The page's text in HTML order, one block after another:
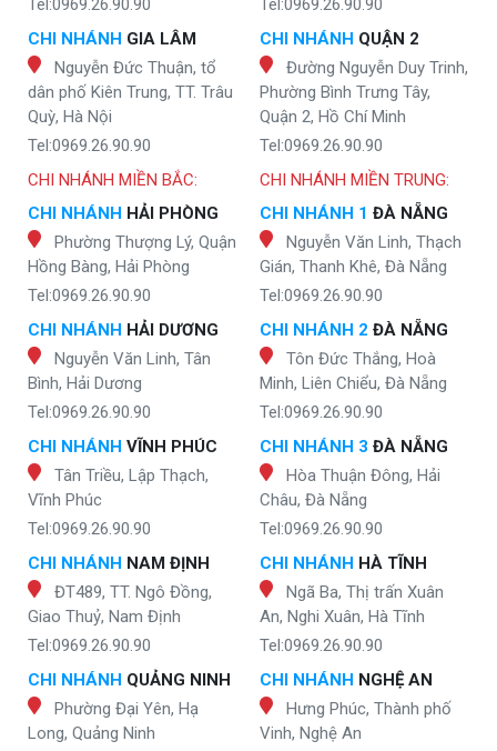
CHI NHÁNH GIA LÂM
Nguyễn Đức Thuận, tổ
dân phố Kiên Trung, TT. Trâu
Quỳ, Hà Nội
Tel:0969.26.90.90
CHI NHÁNH QUẬN 2
Đường Nguyễn Duy Trinh,
Phường Bình Trưng Tây,
Quận 2, Hồ Chí Minh
Tel:0969.26.90.90
CHI NHÁNH MIỀN BẮC:
CHI NHÁNH HẢI PHÒNG
Phường Thượng Lý, Quận
Hồng Bàng, Hải Phòng
Tel:0969.26.90.90
CHI NHÁNH HẢI DƯƠNG
Nguyễn Văn Linh, Tân
Bình, Hải Dương
Tel:0969.26.90.90
CHI NHÁNH VĨNH PHÚC
Tân Triều, Lập Thạch,
Vĩnh Phúc
Tel:0969.26.90.90
CHI NHÁNH NAM ĐỊNH
ĐT489, TT. Ngô Đồng,
Giao Thuỷ, Nam Định
Tel:0969.26.90.90
CHI NHÁNH QUẢNG NINH
Phường Đại Yên, Hạ
Long, Quảng Ninh
CHI NHÁNH MIỀN TRUNG:
CHI NHÁNH 1 ĐÀ NẴNG
Nguyễn Văn Linh, Thạch
Gián, Thanh Khê, Đà Nẵng
Tel:0969.26.90.90
CHI NHÁNH 2 ĐÀ NẴNG
Tôn Đức Thắng, Hoà
Minh, Liên Chiểu, Đà Nẵng
Tel:0969.26.90.90
CHI NHÁNH 3 ĐÀ NẴNG
Hòa Thuận Đông, Hải
Châu, Đà Nẵng
Tel:0969.26.90.90
CHI NHÁNH HÀ TĨNH
Ngã Ba, Thị trấn Xuân
An, Nghi Xuân, Hà Tĩnh
Tel:0969.26.90.90
CHI NHÁNH NGHỆ AN
Hưng Phúc, Thành phố
Vinh, Nghệ An